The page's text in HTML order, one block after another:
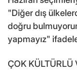
"Diğer dış
doğru
yapmayız"
ÇOK KÜLTÜRLÜ